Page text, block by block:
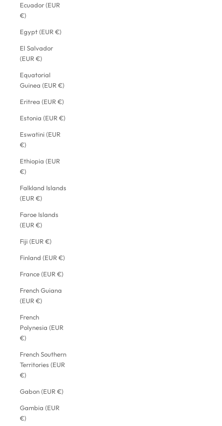
Ecuador (EUR
€)
Egypt (EUR €)
El Salvador
(EUR €)
Equatorial
Guinea (EUR €)
Eritrea (EUR €)
Estonia (EUR €)
Eswatini (EUR
€)
Ethiopia (EUR
€)
Falkland Islands
(EUR €)
Faroe Islands
(EUR €)
Fiji (EUR €)
Finland (EUR €)
France (EUR €)
French Guiana
(EUR €)
French
Polynesia (EUR
€)
French Southern
Territories (EUR
€)
Gabon (EUR €)
Gambia (EUR
€)